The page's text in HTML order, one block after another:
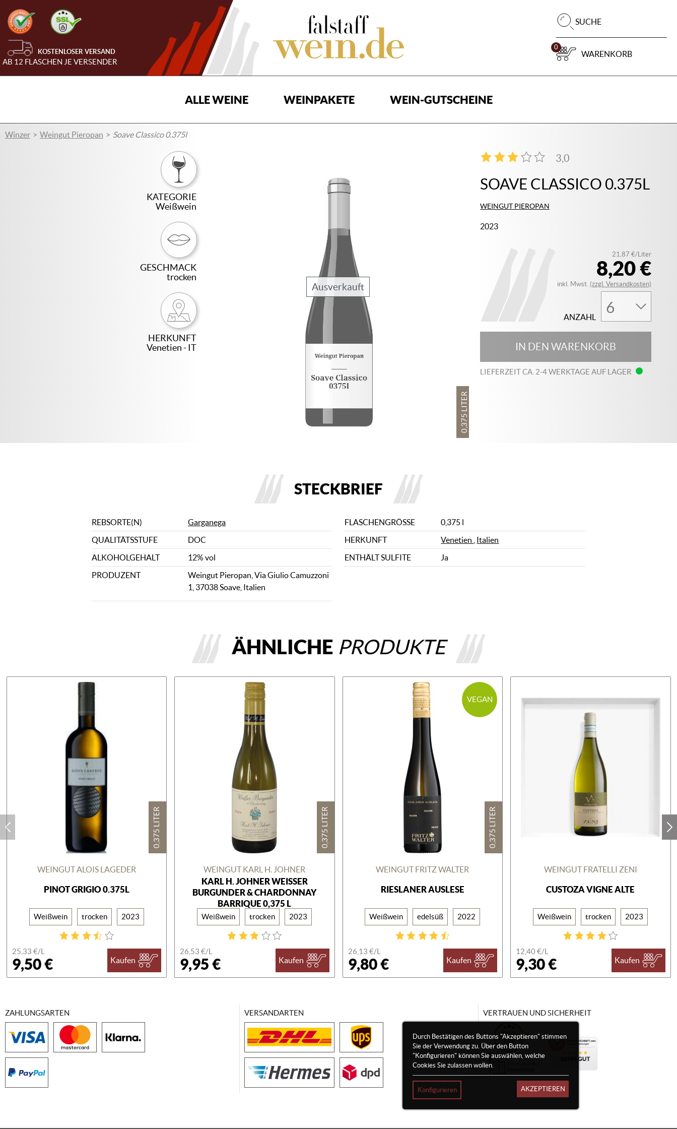
KOSTENLOSER VERSAND
AB 12 FLASCHEN JE VERSENDER
SUCHE
0
WARENKORB
ALLE WEINE WEINPAKETE WEIN-GUTSCHEINE
Winzer Weingut Pieropan Soave Classico 0.375l
0,375 LITER
KATEGORIE
Weißwein
GESCHMACK
trocken
HERKUNFT
Venetien - IT
Ausverkauft
SOAVE CLASSICO 0.375L
WEINGUT PIEROPAN
2023
3,0
4
8,20 €
21,87 €/Liter
inkl. Mwst. (zzgl. Versandkosten)
ANZAHL
IN DEN WARENKORB
LIEFERZEIT CA. 2-4 WERKTAGE AUF LAGER
STECKBRIEF
REBSORTE(N) Garganega FLASCHENGRÖSSE
0,375 l
QUALITÄTSSTUFE
DOC HERKUNFT Venetien
Italien
ALKOHOLGEHALT
12% vol ENTHÄLT SULFITE
Ja
PRODUZENT
Weingut Pieropan, Via Giulio Camuzzoni
1, 37038 Soave, Italien
ÄHNLICHE PRODUKTE
0,375 LITER
WEINGUT ALOIS LAGEDER
PINOT GRIGIO 0.375L
Weißwein trocken 2023
25,33 €/L
9,50 € Kaufen
0,375 LITER
WEINGUT KARL H. JOHNER
KARL H. JOHNER WEISSER B
URGUNDER & CHARDONNAY B
ARRIQUE 0,375 L
Weißwein trocken 2023
26,53 €/L
9,95 € Kaufen
VEGAN
0,375 LITER
WEINGUT FRITZ WALTER
RIESLANER AUSLESE
Weißwein edelsüß 2022
26,13 €/L
9,80 € Kaufen
WEINGUT FRATELLI ZENI
CUSTOZA VIGNE ALTE
Weißwein trocken 2023
12,40 €/L
9,30 € Kaufen
Durch Bestätigen des Buttons "Akzeptieren" stimmen
Sie der Verwendung zu. Über den Button
"Konfigurieren" können Sie auswählen, welche
Cookies Sie zulassen wollen.
Konfigurieren AKZEPTIEREN
ZAHLUNGSARTEN VERSANDARTEN VERTRAUEN UND SICHERHEIT